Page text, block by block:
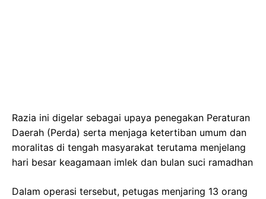
Razia ini digelar sebagai upaya penegakan Peraturan
Daerah (Perda) serta menjaga ketertiban umum dan
moralitas di tengah masyarakat terutama menjelang
hari besar keagamaan imlek dan bulan suci ramadhan
Dalam operasi tersebut, petugas menjaring 13 orang